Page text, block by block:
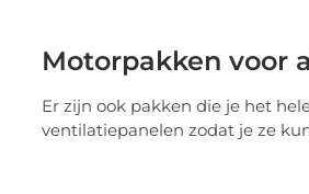
Motorpakken voor
Er zijn ook pakken die je het
ventilatiepanelen zodat je ze